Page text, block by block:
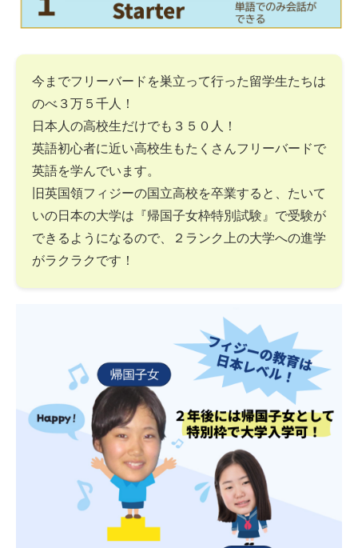
今までフリーバードを巣立って行った留学生たちは
のべ３万５千人！
日本人の高校生だけでも３５０人！
英語初心者に近い高校生もたくさんフリーバードで
英語を学んでいます。
旧英国領フィジーの国立高校を卒業すると、たいて
いの日本の大学は『帰国子女枠特別試験』で受験が
できるようになるので、２ランク上の大学への進学
がラクラクです！